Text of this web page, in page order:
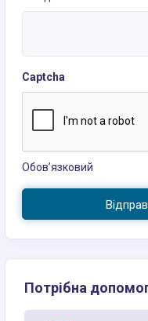
Captcha
Обов’язковий
Потрібна